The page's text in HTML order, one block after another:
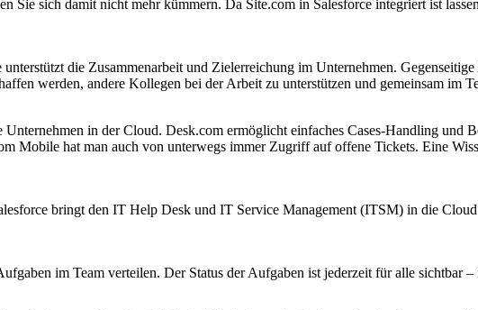
Sie sich damit nicht mehr kümmern. Da Site.com in Salesforce integriert ist
die Zusammenarbeit und Zielerreichung im Unternehmen.
werden, andere Kollegen bei der Arbeit zu unterstützen und gemeinsam im
in der Cloud. Desk.com ermöglicht einfaches Cases-Handling und
Mobile hat man auch von unterwegs immer Zugriff auf offene Tickets. Eine
bringt den IT Help Desk und IT Service Management (ITSM) in die
im Team verteilen. Der Status der Aufgaben ist jederzeit für alle sichtbar